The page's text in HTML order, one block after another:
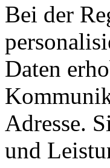
Bei der
Daten
Adresse.
und